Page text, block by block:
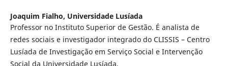
Joaquim Fialho, Universidade Lusíada
Professor no Instituto Superior de Gestão. É analista de
redes sociais e investigador integrado do CLISSIS – Centro
Lusíada de Investigação em Serviço Social e Intervenção
Social da Universidade Lusíada.